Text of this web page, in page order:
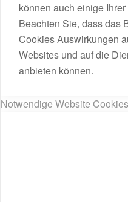
können auch einige
Beachten Sie, dass das
Cookies Auswirkungen
Websites und auf die
anbieten können.
Notwendige Website Cookies